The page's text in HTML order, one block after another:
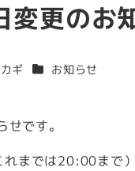
変更のお
ギ カテゴリー
お知らせ
です。
までは20:00まで